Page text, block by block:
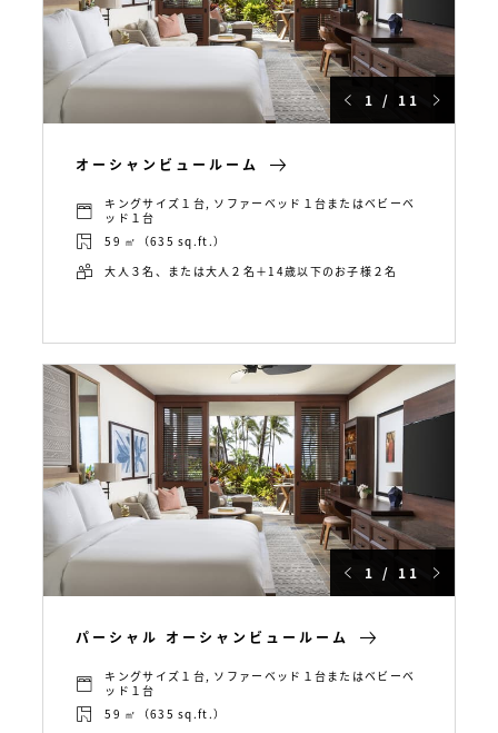
1 / 11
オーシャンビュールーム
キングサイズ１台, ソファーベッド１台またはベビーベ
ッド１台
59 ㎡（635 sq.ft.）
大人３名、または大人２名＋14歳以下のお子様２名
1 / 11
パーシャル オーシャンビュールーム
キングサイズ１台, ソファーベッド１台またはベビーベ
ッド１台
59 ㎡（635 sq.ft.）